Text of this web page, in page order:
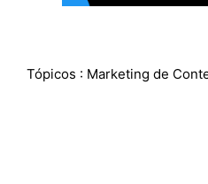
Tópicos : Marketing de